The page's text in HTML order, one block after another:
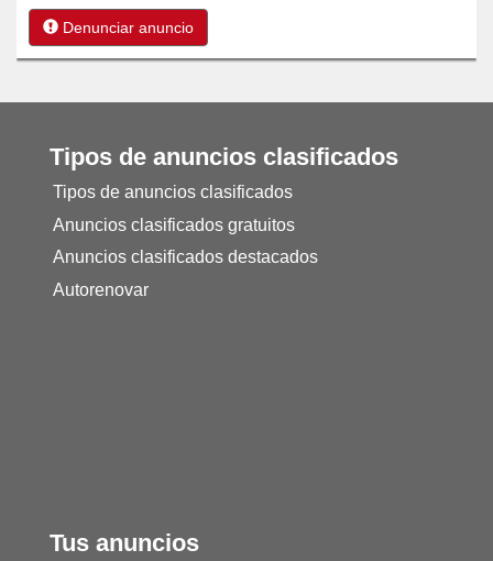
Denunciar anuncio
Tipos de anuncios clasificados
Tipos de anuncios clasificados
Anuncios clasificados gratuitos
Anuncios clasificados destacados
Autorenovar
Tus anuncios